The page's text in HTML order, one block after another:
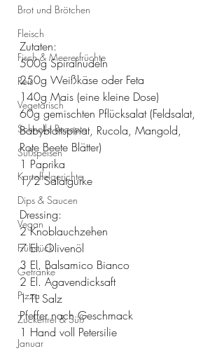
Brot und Brötchen
Fleisch
Fisch & Meeresfrüchte
Reis
Vegetarisch
Schnelle Rezepte
Süßspeisen
Kartoffelgerichte
Dips & Saucen
Vegan
Frühstück
Getränke
Pizza
Zuckerfrei & Süß
Januar
Zutaten:
500g Spiralnudeln
250g Weißkäse oder Feta
140g Mais (eine kleine Dose)
60g gemischten Pflücksalat (Feldsalat,
Babyblattspinat, Rucola, Mangold,
Rote Beete Blätter)
1 Paprika
1/2 Salatgurke
Dressing:
2 Knoblauchzehen
7 El. Olivenöl
3 El. Balsamico Bianco
2 El. Agavendicksaft
1 TL Salz
Pfeffer nach Geschmack
1 Hand voll Petersilie